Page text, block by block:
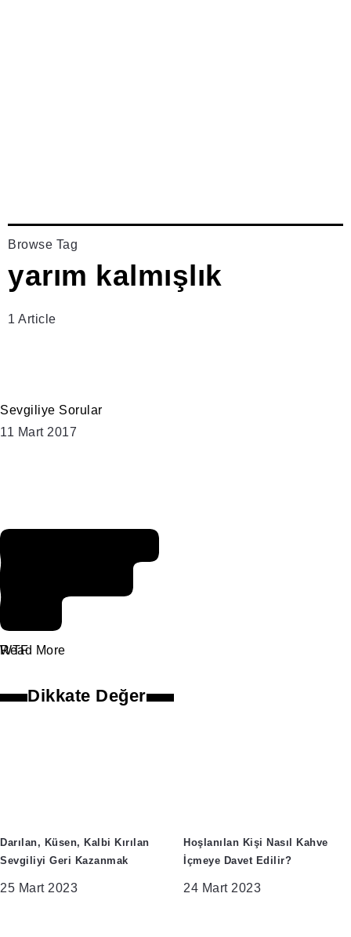
Browse Tag
yarım kalmışlık
1 Article
Sevgiliye Sorular
11 Mart 2017
WTF
Read More
Dikkate Değer
Darılan, Küsen, Kalbi Kırılan
Sevgiliyi Geri Kazanmak
25 Mart 2023
Hoşlanılan Kişi Nasıl Kahve
İçmeye Davet Edilir?
24 Mart 2023